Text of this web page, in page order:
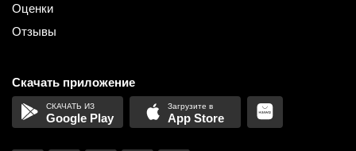
Оценки
Отзывы
Скачать приложение
Google Play App Store